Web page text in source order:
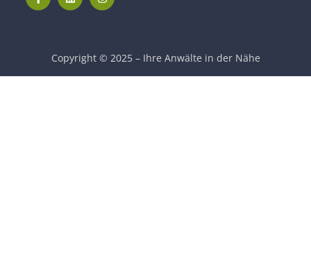
Copyright © 2025 – Ihre Anwälte in der Nähe